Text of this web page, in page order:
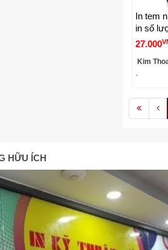
In tem
in số
27.000
Kim
-
HỮU ÍCH